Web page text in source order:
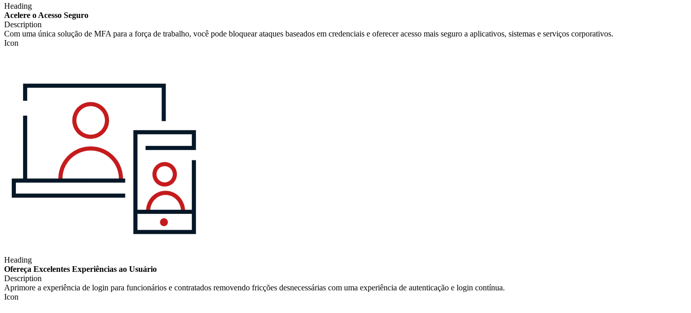
Heading
Acelere o Acesso Seguro
Description
Com uma única solução de MFA para a força de trabalho, você pode bloquear ataques baseados em credenciais e oferecer acesso mais seguro a aplicativos, sistemas e serviços corporativos.
Icon
Heading
Ofereça Excelentes Experiências ao Usuário
Description
Aprimore a experiência de login para funcionários e contratados removendo fricções desnecessárias com uma experiência de autenticação e login contínua.
Icon